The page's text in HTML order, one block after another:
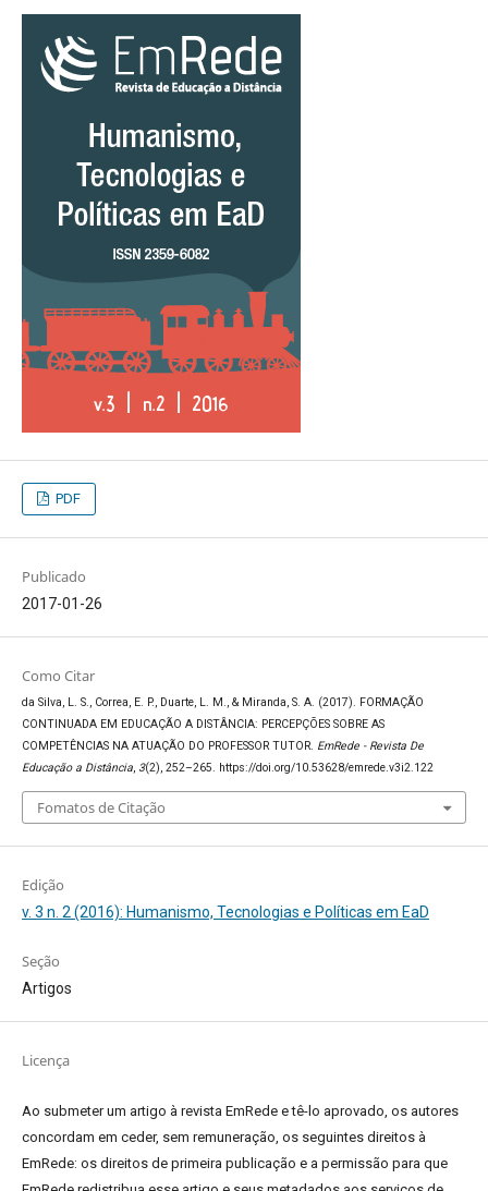
PDF
Publicado
2017-01-26
Como Citar
da Silva, L. S., Correa, E. P., Duarte, L. M., & Miranda, S. A. (2017). FORMAÇÃO
CONTINUADA EM EDUCAÇÃO A DISTÂNCIA: PERCEPÇÕES SOBRE AS
COMPETÊNCIAS NA ATUAÇÃO DO PROFESSOR TUTOR. EmRede - Revista De
Educação a Distância, 3(2), 252–265. https://doi.org/10.53628/emrede.v3i2.122
Fomatos de Citação
Edição
v. 3 n. 2 (2016): Humanismo, Tecnologias e Políticas em EaD
Seção
Artigos
Licença
Ao submeter um artigo à revista EmRede e tê-lo aprovado, os autores
concordam em ceder, sem remuneração, os seguintes direitos à
EmRede: os direitos de primeira publicação e a permissão para que